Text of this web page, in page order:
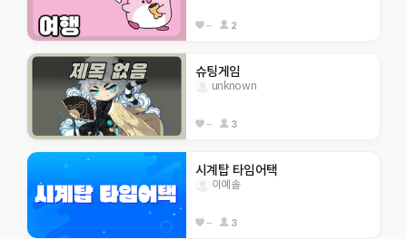
-- 2
슈팅게임
unknown
-- 3
시계탑 타임어택
이예솔
-- 3